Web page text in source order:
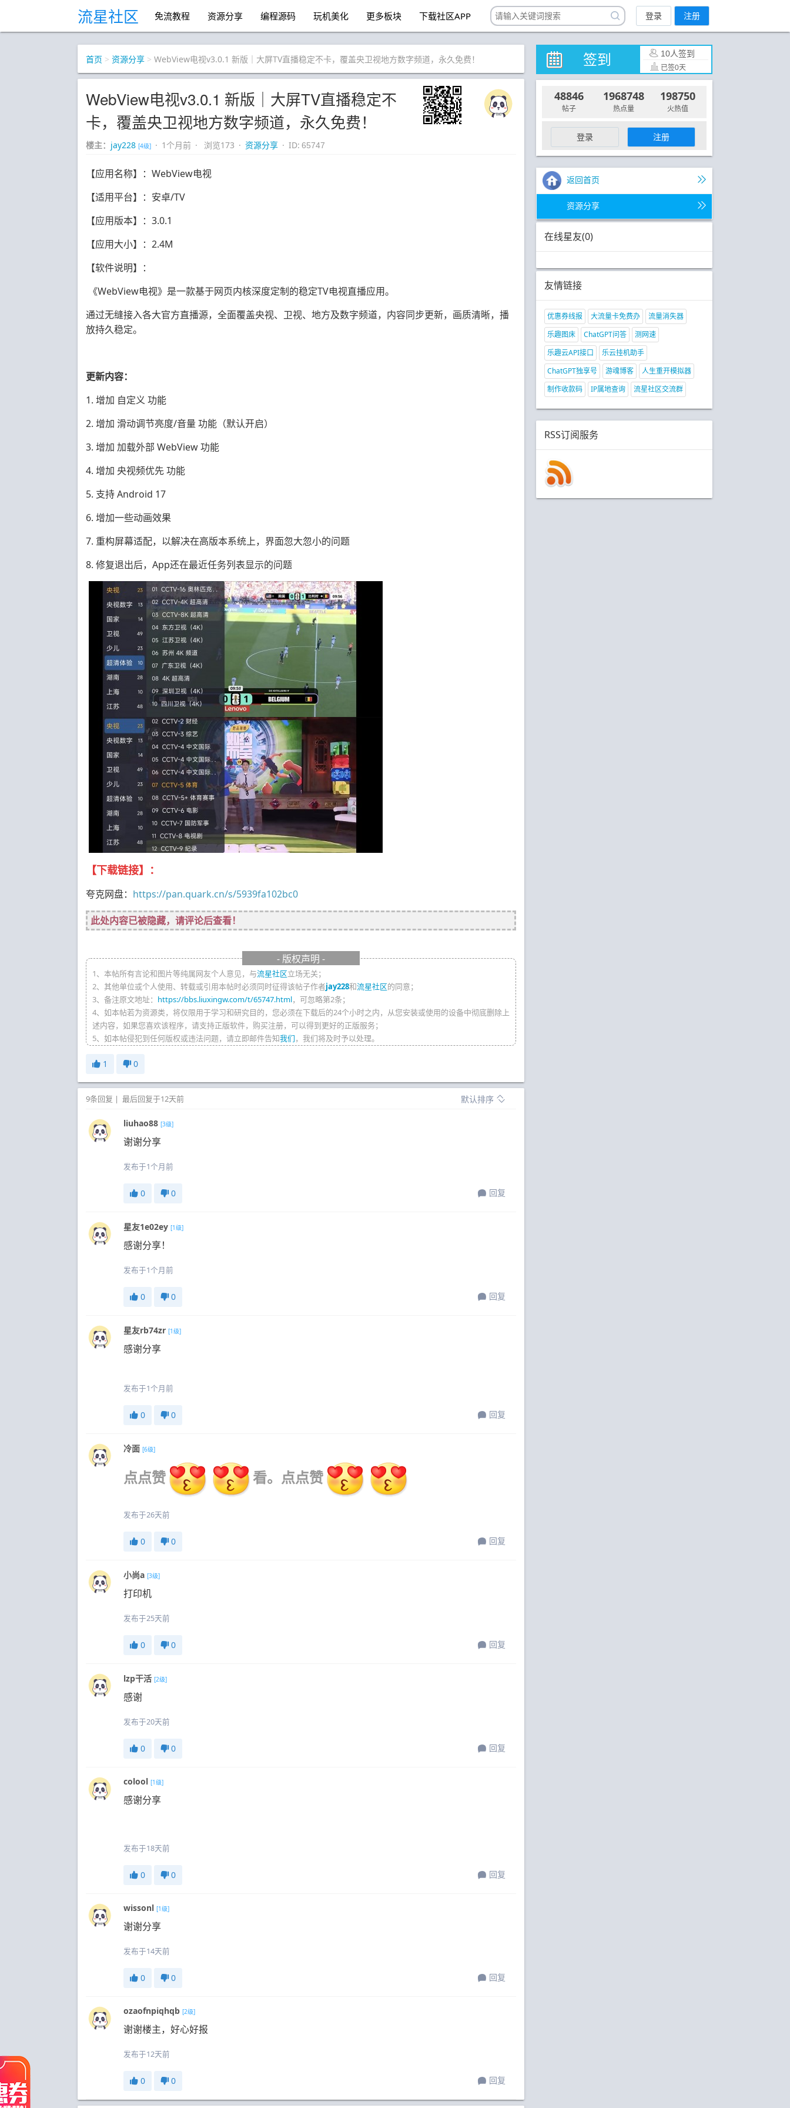
流星社区 免流教程 资源分享 编程源码 玩机美化 更多板块 下载社区APP 登录 注册
首页 > 资源分享 > WebView电视v3.0.1 新版｜大屏TV直播稳定不卡，覆盖央卫视地方数字频道，永久免费！
WebView电视v3.0.1 新版｜大屏TV直播稳定不
卡，覆盖央卫视地方数字频道，永久免费！
楼主： jay228 [4级] · 1个月前 · 浏览173 · 资源分享 · ID: 65747
【应用名称】：WebView电视
【适用平台】：安卓/TV
【应用版本】：3.0.1
【应用大小】：2.4M
【软件说明】：
《WebView电视》是一款基于网页内核深度定制的稳定TV电视直播应用。
通过无缝接入各大官方直播源，全面覆盖央视、卫视、地方及数字频道，内容同步更新，画质清晰，播
放持久稳定。
更新内容：
1. 增加 自定义 功能
2. 增加 滑动调节亮度/音量 功能（默认开启）
3. 增加 加载外部 WebView 功能
4. 增加 央视频优先 功能
5. 支持 Android 17
6. 增加一些动画效果
7. 重构屏幕适配，以解决在高版本系统上，界面忽大忽小的问题
8. 修复退出后，App还在最近任务列表显示的问题
【下载链接】：
夸克网盘： https://pan.quark.cn/s/5939fa102bc0
此处内容已被隐藏，请评论后查看！
- 版权声明 -
1、本帖所有言论和图片等纯属网友个人意见，与流星社区立场无关；
2、其他单位或个人使用、转载或引用本帖时必须同时征得该帖子作者jay228和流星社区的同意；
3、备注原文地址： https://bbs.liuxingw.com/t/65747.html，可忽略第2条；
4、如本帖若为资源类，将仅限用于学习和研究目的，您必须在下载后的24个小时之内，从您安装或使用的设备中彻底删除上
述内容，如果您喜欢该程序，请支持正版软件，购买注册，可以得到更好的正版服务；
5、如本帖侵犯到任何版权或违法问题，请立即邮件告知我们，我们将及时予以处理。
1 0
9条回复 | 最后回复于12天前 默认排序
liuhao88 [3级]
谢谢分享
发布于1个月前
0 0 回复
星友1e02ey [1级]
感谢分享！
发布于1个月前
0 0 回复
星友rb74zr [1级]
感谢分享
发布于1个月前
0 0 回复
冷面 [6级]
点点赞 看。点点赞
发布于26天前
0 0 回复
小尚a [3级]
打印机
发布于25天前
0 0 回复
lzp干活 [2级]
感谢
发布于20天前
0 0 回复
colool [1级]
感谢分享
发布于18天前
0 0 回复
wissonl [1级]
谢谢分享
发布于14天前
0 0 回复
ozaofnpiqhqb [2级]
谢谢楼主，好心好报
发布于12天前
0 0 回复
签到 10人签到
已签0天
48846
帖子
1968748
热点量
198750
火热值
登录 注册
返回首页
资源分享
在线星友(0)
友情链接
优惠券线报 大流量卡免费办
流量消失器
乐趣图床
ChatGPT问答
测网速
乐趣云API接口
乐云挂机助手
ChatGPT独享号
游魂博客
人生重开模拟器
制作收款码
IP属地查询 流星社区交流群
RSS订阅服务